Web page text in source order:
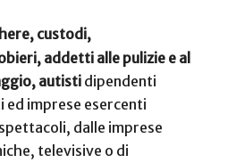
custodi,
addetti alle pulizie e al
autisti dipendenti
ed imprese esercenti
dalle imprese
televisive o di